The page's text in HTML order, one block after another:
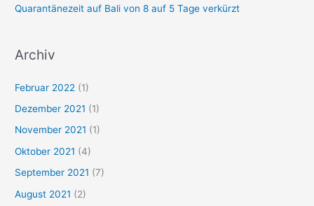
Quarantänezeit auf Bali von 8 auf 5 Tage verkürzt
Archiv
Februar 2022 (1)
Dezember 2021 (1)
November 2021 (1)
Oktober 2021 (4)
September 2021 (7)
August 2021 (2)